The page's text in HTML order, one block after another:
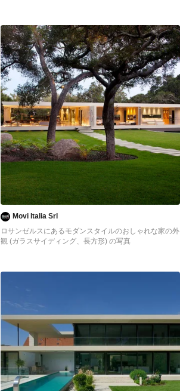
Movi Italia Srl
ロサンゼルスにあるモダンスタイルのおしゃれな家の外
観 (ガラスサイディング、長方形) の写真